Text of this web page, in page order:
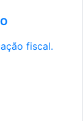
fiscal.